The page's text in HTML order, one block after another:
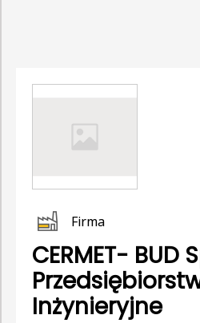
Firma
CERMET- BUD
Inżynieryjne